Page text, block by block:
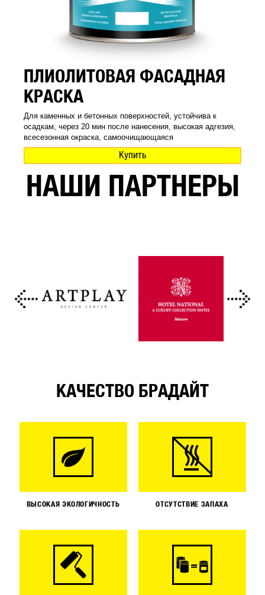
ПЛИОЛИТОВАЯ ФАСАДНАЯ
КРАСКА
Для каменных и бетонных поверхностей, устойчива к
осадкам, через 20 мин после нанесения, высокая адгезия,
всесезонная окраска, самоочищающаяся
Купить
НАШИ ПАРТНЕРЫ
КАЧЕСТВО БРАДАЙТ
ВЫСОКАЯ ЭКОЛОГИЧНОСТЬ ОТСУТСТВИЕ ЗАПАХА